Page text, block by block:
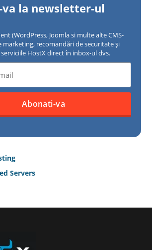
la newsletter-ul
(WordPress, Joomla si multe alte CMS-
marketing, recomandări de securitate și
HostX direct în inbox-ul dvs.
Servers